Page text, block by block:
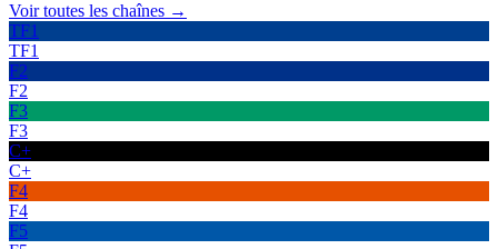
Voir toutes les chaînes →
TF1
TF1
F2
F2
F3
F3
C+
C+
F4
F4
F5